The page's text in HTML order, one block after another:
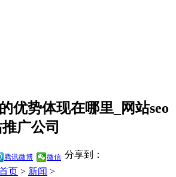
优势体现在哪里_网站seo
广公司
分享到：
腾讯微博 微信
页 > 新闻 >